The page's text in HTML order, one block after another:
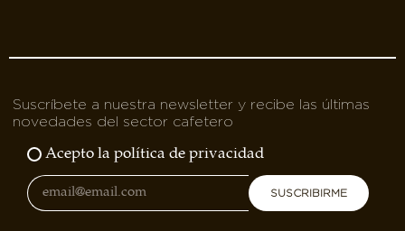
Suscríbete a nuestra newsletter y recibe las últimas
novedades del sector cafetero
Acepto la política de privacidad
SUSCRIBIRME